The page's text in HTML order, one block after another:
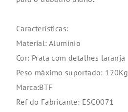
Características:
Material: Alumínio
Cor: Prata com detalhes laranja
Peso máximo suportado: 120Kg
Marca:BTF
Ref do Fabricante: ESC0071